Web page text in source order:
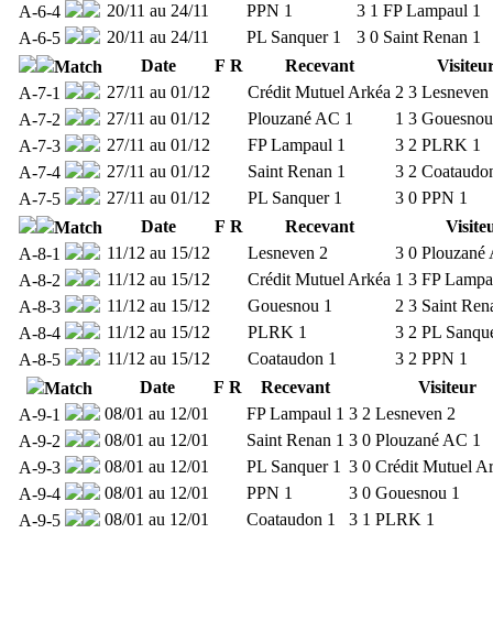
A-6-4
20/11 au 24/11 PPN 1 3 1 FP Lampaul 1
A-6-5
20/11 au 24/11 PL Sanquer 1 3 0 Saint Renan 1
Match
Date F R Recevant
A-7-1
27/11 au 01/12 Crédit Mutuel Arkéa 2 3 Lesneven
A-7-2
27/11 au 01/12 Plouzané AC 1 1 3
A-7-3
27/11 au 01/12 FP Lampaul 1 3 2 PLRK 1
A-7-4
27/11 au 01/12 Saint Renan 1 3 2
A-7-5
27/11 au 01/12 PL Sanquer 1 3 0 PPN 1
Match
Date F R Recevant
A-8-1
11/12 au 15/12 Lesneven 2 3 0 Plouzané
A-8-2
11/12 au 15/12 Crédit Mutuel Arkéa 1 3 FP
A-8-3
11/12 au 15/12 Gouesnou 1 2 3 Saint
A-8-4
11/12 au 15/12 PLRK 1 3 2 PL
A-8-5
11/12 au 15/12 Coataudon 1 3 2 PPN 1
Match
Date F R Recevant
Visiteur
A-9-1
08/01 au 12/01 FP Lampaul 1 3 2 Lesneven 2
A-9-2
08/01 au 12/01 Saint Renan 1 3 0 Plouzané AC 1
A-9-3
08/01 au 12/01 PL Sanquer 1 3 0 Crédit Mutuel
A-9-4
08/01 au 12/01 PPN 1 3 0 Gouesnou 1
A-9-5
08/01 au 12/01 Coataudon 1 3 1 PLRK 1